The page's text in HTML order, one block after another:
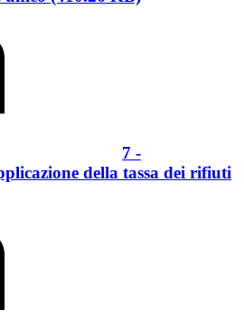
7 -
della tassa dei rifiuti